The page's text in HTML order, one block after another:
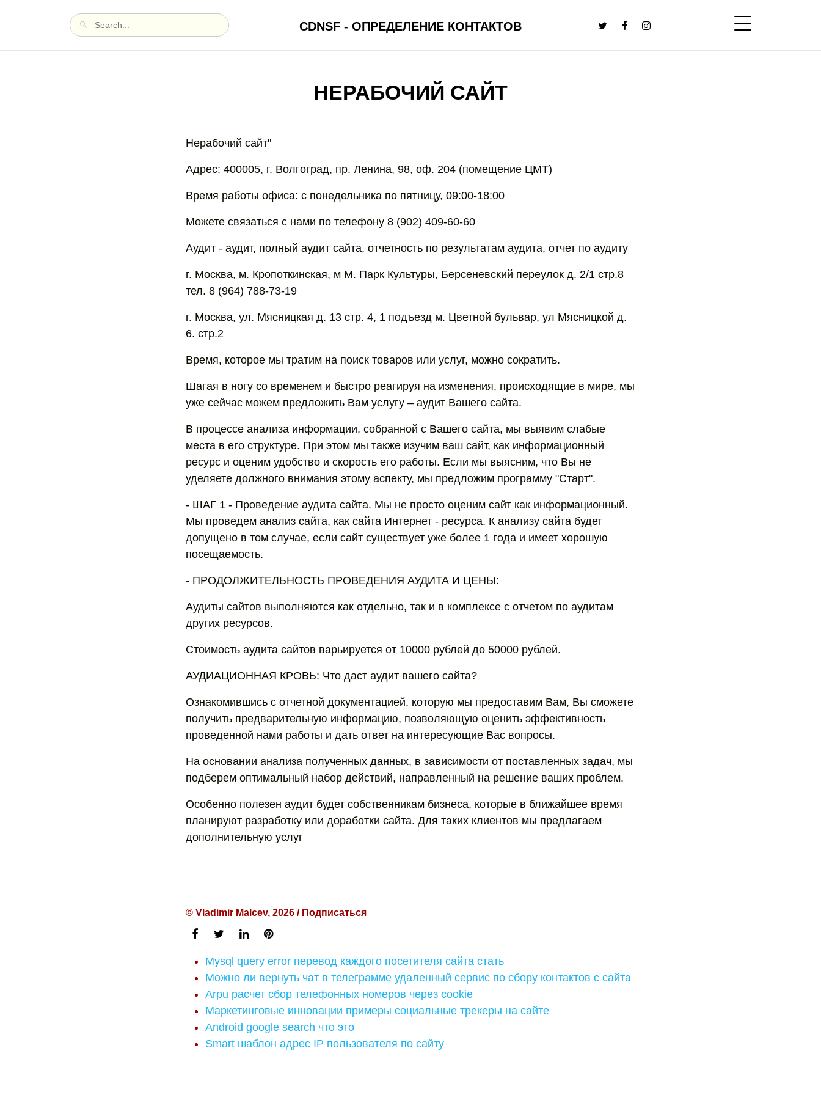
CDNSF - ОПРЕДЕЛЕНИЕ КОНТАКТОВ
НЕРАБОЧИЙ САЙТ
Нерабочий сайт"
Адрес: 400005, г. Волгоград, пр. Ленина, 98, оф. 204 (помещение ЦМТ)
Время работы офиса: с понедельника по пятницу, 09:00-18:00
Можете связаться с нами по телефону 8 (902) 409-60-60
Аудит - аудит, полный аудит сайта, отчетность по результатам аудита, отчет по аудиту
г. Москва, м. Кропоткинская, м М. Парк Культуры, Берсеневский переулок д. 2/1 стр.8
тел. 8 (964) 788-73-19
г. Москва, ул. Мясницкая д. 13 стр. 4, 1 подъезд м. Цветной бульвар, ул Мясницкой д.
6. стр.2
Время, которое мы тратим на поиск товаров или услуг, можно сократить.
Шагая в ногу со временем и быстро реагируя на изменения, происходящие в мире, мы
уже сейчас можем предложить Вам услугу – аудит Вашего сайта.
В процессе анализа информации, собранной с Вашего сайта, мы выявим слабые
места в его структуре. При этом мы также изучим ваш сайт, как информационный
ресурс и оценим удобство и скорость его работы. Если мы выясним, что Вы не
уделяете должного внимания этому аспекту, мы предложим программу "Старт".
- ШАГ 1 - Проведение аудита сайта. Мы не просто оценим сайт как информационный.
Мы проведем анализ сайта, как сайта Интернет - ресурса. К анализу сайта будет
допущено в том случае, если сайт существует уже более 1 года и имеет хорошую
посещаемость.
- ПРОДОЛЖИТЕЛЬНОСТЬ ПРОВЕДЕНИЯ АУДИТА И ЦЕНЫ:
Аудиты сайтов выполняются как отдельно, так и в комплексе с отчетом по аудитам
других ресурсов.
Стоимость аудита сайтов варьируется от 10000 рублей до 50000 рублей.
АУДИАЦИОННАЯ КРОВЬ: Что даст аудит вашего сайта?
Ознакомившись с отчетной документацией, которую мы предоставим Вам, Вы сможете
получить предварительную информацию, позволяющую оценить эффективность
проведенной нами работы и дать ответ на интересующие Вас вопросы.
На основании анализа полученных данных, в зависимости от поставленных задач, мы
подберем оптимальный набор действий, направленный на решение ваших проблем.
Особенно полезен аудит будет собственникам бизнеса, которые в ближайшее время
планируют разработку или доработки сайта. Для таких клиентов мы предлагаем
дополнительную услуг
© Vladimir Malcev, 2026 / Подписаться
Mysql query error перевод каждого посетителя сайта стать
Можно ли вернуть чат в телеграмме удаленный сервис по сбору контактов с сайта
Arpu расчет сбор телефонных номеров через cookie
Маркетинговые инновации примеры социальные трекеры на сайте
Android google search что это
Smart шаблон адрес IP пользователя по сайту